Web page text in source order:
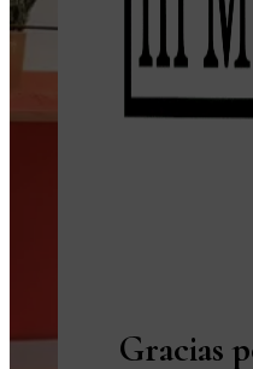
Gracias